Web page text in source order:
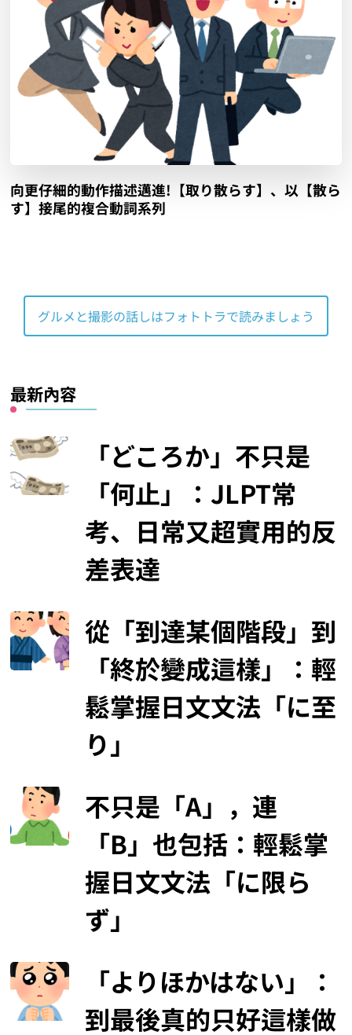
向更仔細的動作描述邁進!【取り散らす】、以【散ら
す】接尾的複合動詞系列
グルメと撮影の話しはフォトトラで読みましょう
最新內容
「どころか」不只是
「何止」：JLPT常
考、日常又超實用的反
差表達
從「到達某個階段」到
「終於變成這樣」：輕
鬆掌握日文文法「に至
り」
不只是「A」，連
「B」也包括：輕鬆掌
握日文文法「に限ら
ず」
「よりほかはない」：
到最後真的只好這樣做